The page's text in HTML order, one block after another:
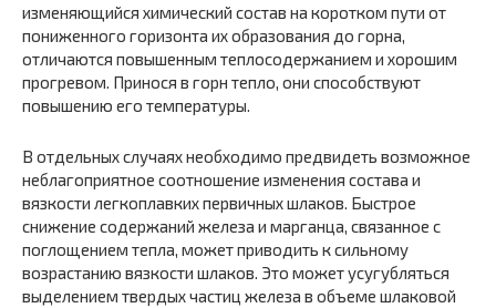
изменяющийся химический состав на коротком пути от
пониженного горизонта их образования до горна,
отличаются повышенным теплосодержанием и хорошим
прогревом. Принося в горн тепло, они способствуют
повышению его температуры.
В отдельных случаях необходимо предвидеть возможное
не­благоприятное соотношение изменения состава и
вязкости легко­плавких первичных шлаков. Быстрое
снижение содержаний железа и марганца, связанное с
поглощением тепла, может приводить к сильному
возрастанию вязкости шлаков. Это может усугубляться
выделением твердых частиц железа в объеме шлаковой